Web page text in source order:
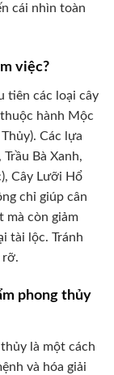
cái nhìn toàn
việc?
tiên các loại cây
hành Mộc
Các lựa
Bà Xanh,
Cây Lưỡi Hổ
chỉ giúp cân
mà còn giảm
tài lộc. Tránh
rỡ.
phong thủy
là một cách
và hóa giải